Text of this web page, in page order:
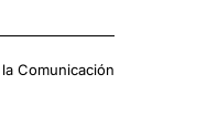
Comunicación